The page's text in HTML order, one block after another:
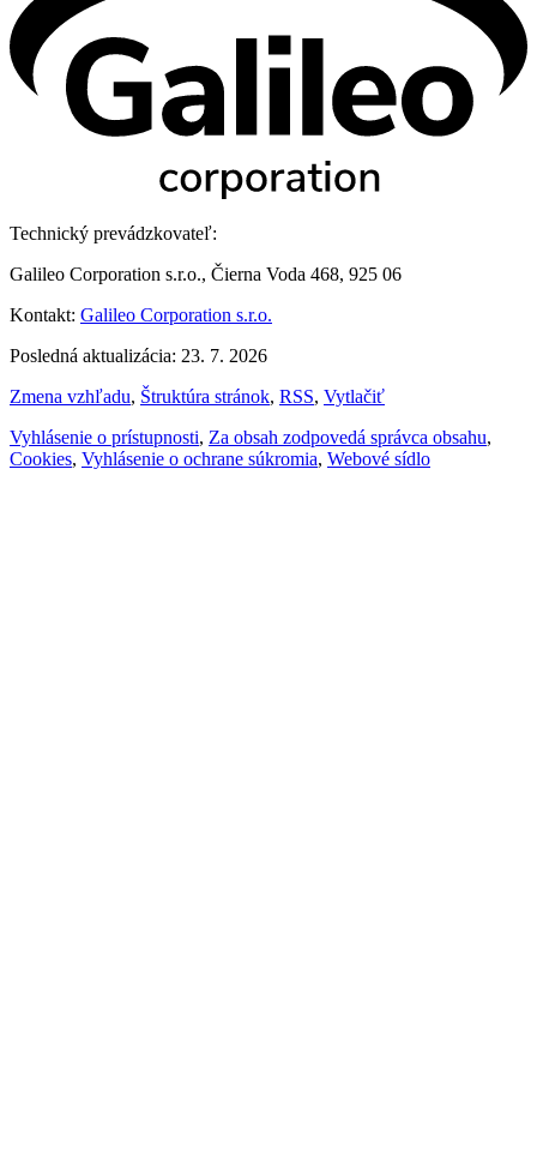
Technický prevádzkovateľ:
Galileo Corporation s.r.o., Čierna Voda 468, 925 06
Kontakt: Galileo Corporation s.r.o.
Posledná aktualizácia: 23. 7. 2026
Zmena vzhľadu, Štruktúra stránok, RSS, Vytlačiť
Vyhlásenie o prístupnosti, Za obsah zodpovedá správca obsahu,
Cookies, Vyhlásenie o ochrane súkromia, Webové sídlo